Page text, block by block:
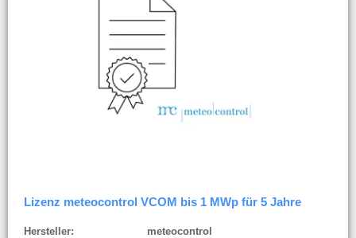
Lizenz meteocontrol VCOM bis 1 MWp für 5 Jahre
Hersteller:
meteocontrol